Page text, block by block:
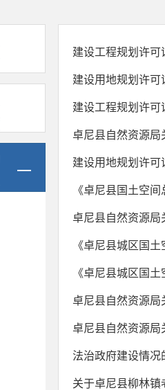
建设工程规划许可
建设用地规划许可
建设工程规划许可
卓尼县自然资源局
建设用地规划许可
《卓尼县国土空
卓尼县自然资源局
《卓尼县城区国
《卓尼县城区国
卓尼县自然资源局
卓尼县自然资源局
法治政府建设情况
关于卓尼县柳林镇